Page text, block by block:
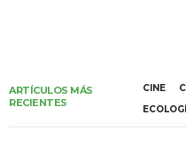
ARTÍCULOS MÁS
RECIENTES
CINE